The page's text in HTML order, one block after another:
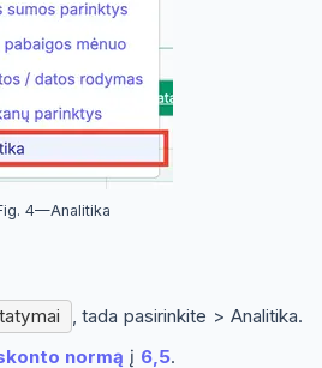
4—Analitika
, tada pasirinkite > Analitika.
normą į 6,5.